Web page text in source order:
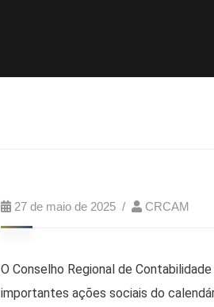
27 de maio de 2025 CRCAM
O Conselho Regional de
importantes ações sociais do